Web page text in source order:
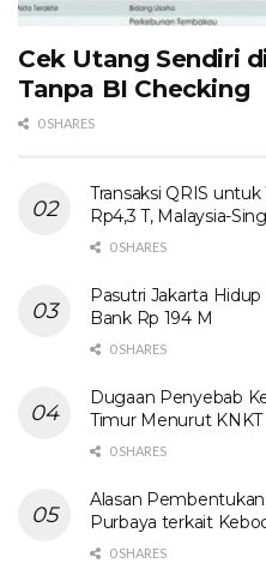
Cek Utang Sendiri
Tanpa BI Checking
0 SHARES
Transaksi QRIS
Rp4,3 T, Malaysia-
0 SHARES
Pasutri Jakarta
Bank Rp 194 M
0 SHARES
Dugaan Penyebab
Timur Menurut KNKT
0 SHARES
Alasan
Purbaya terkait
0 SHARES